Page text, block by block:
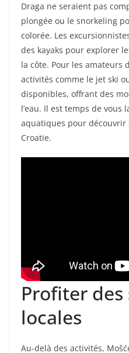
Draga ne seraient pas
plongée ou le snorkeling
colorée. Les
des kayaks pour explorer
la côte. Pour les amateurs
activités comme le jet ski
disponibles, offrant des
l’eau. Il est temps de vous
aquatiques pour découvrir
Croatie.
Profiter
locales
Au-delà des activités,